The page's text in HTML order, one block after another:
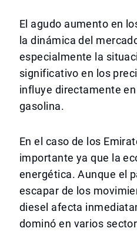
El agudo aumento en
la dinámica del
especialmente la
significativo en los
influye directamente
gasolina.
En el caso de los
importante ya que la
energética. Aunque el
escapar de los
diesel afecta
dominó en varios